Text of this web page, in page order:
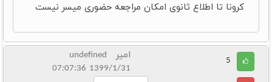
کرونا تا اطلاع ثانوی امکان مراجعه حضوری میسر نیست
5
امیر undefined
1399/1/31 07:07:36